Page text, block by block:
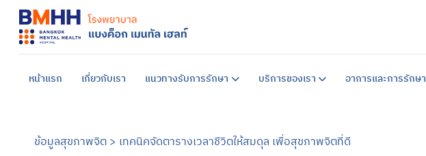
หน้าแรก เกี่ยวกับเรา แนวทางรับการรักษา บริการของเรา อาการและการรักษา
ข้อมูลสุขภาพจิต> เทคนิคจัดตารางเวลาชีวิตให้สมดุล เพื่อสุขภาพจิตที่ดี